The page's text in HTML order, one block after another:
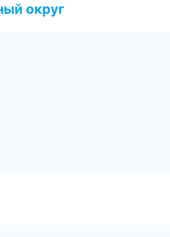
округ